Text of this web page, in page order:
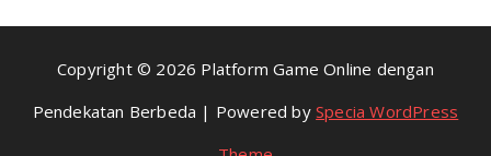
Copyright © 2026 Platform Game Online dengan
Pendekatan Berbeda | Powered bySpecia WordPress